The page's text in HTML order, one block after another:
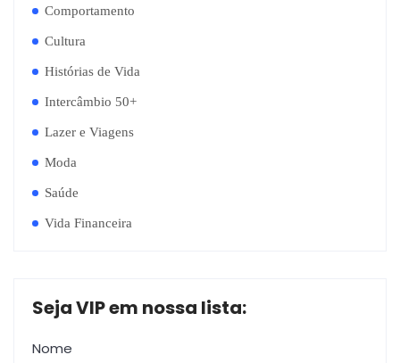
Comportamento
Cultura
Histórias de Vida
Intercâmbio 50+
Lazer e Viagens
Moda
Saúde
Vida Financeira
Seja VIP em nossa lista:
Nome